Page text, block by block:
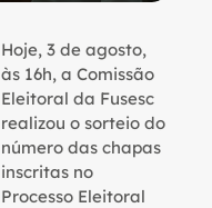
Hoje, 3 de agosto,
às 16h, a Comissão
Eleitoral da Fusesc
realizou o sorteio do
número das chapas
inscritas no
Processo Eleitoral